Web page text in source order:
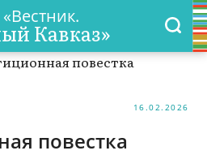
«Вестник.
Кавказ»
16.02.2026
повестка